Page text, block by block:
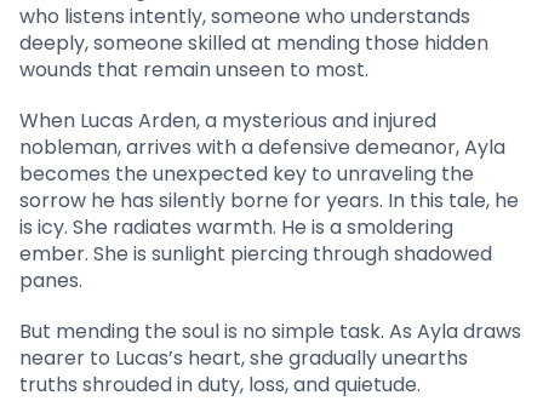
who listens intently, someone who understands
deeply, someone skilled at mending those hidden
wounds that remain unseen to most.
When Lucas Arden, a mysterious and injured
nobleman, arrives with a defensive demeanor, Ayla
becomes the unexpected key to unraveling the
sorrow he has silently borne for years. In this tale, he
is icy. She radiates warmth. He is a smoldering
ember. She is sunlight piercing through shadowed
panes.
But mending the soul is no simple task. As Ayla draws
nearer to Lucas’s heart, she gradually unearths
truths shrouded in duty, loss, and quietude.